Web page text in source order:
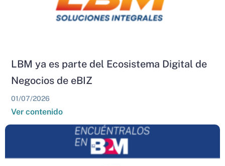
LBM ya es parte del Ecosistema Digital de
Negocios de eBIZ
01/07/2026
Ver contenido